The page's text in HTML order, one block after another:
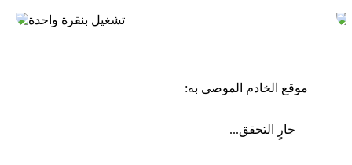
موقع الخادم الموصى به:
جارٍ التحقق...